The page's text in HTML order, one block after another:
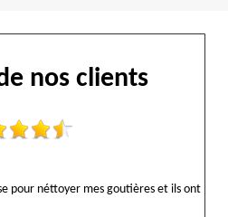
nos clients
pour néttoyer mes goutières et ils ont